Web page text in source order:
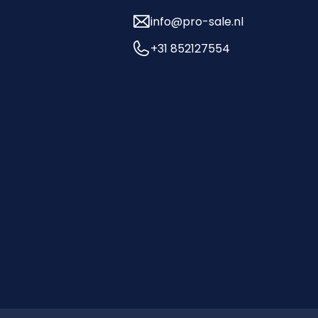
info@pro-sale.nl
+31 852127554